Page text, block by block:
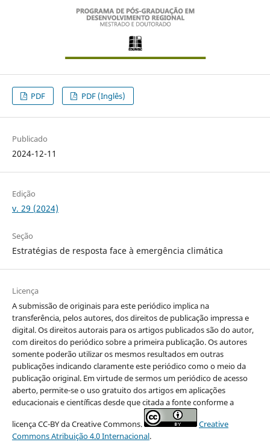
PDF PDF (Inglês)
Publicado
2024-12-11
Edição
v. 29 (2024)
Seção
Estratégias de resposta face à emergência climática
Licença
A submissão de originais para este periódico implica na
transferência, pelos autores, dos direitos de publicação impressa e
digital. Os direitos autorais para os artigos publicados são do autor,
com direitos do periódico sobre a primeira publicação. Os autores
somente poderão utilizar os mesmos resultados em outras
publicações indicando claramente este periódico como o meio da
publicação original. Em virtude de sermos um periódico de acesso
aberto, permite-se o uso gratuito dos artigos em aplicações
educacionais e científicas desde que citada a fonte conforme a
licença CC-BY da Creative Commons.
Creative
Commons Atribuição 4.0 Internacional.